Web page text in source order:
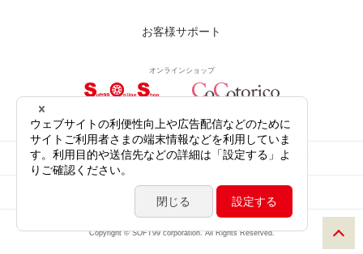
お客様サポート
オンラインショップ
サイトご利用にあたって プライバシーポリシー
サイトマップ
Copyright © SOFT99 corporation. All Rights Reserved.